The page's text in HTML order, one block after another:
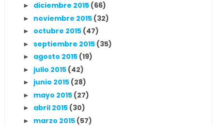
► diciembre 2015 (66)
► noviembre 2015 (32)
► octubre 2015 (47)
► septiembre 2015 (35)
► agosto 2015 (19)
► julio 2015 (42)
► junio 2015 (28)
► mayo 2015 (27)
► abril 2015 (30)
► marzo 2015 (57)